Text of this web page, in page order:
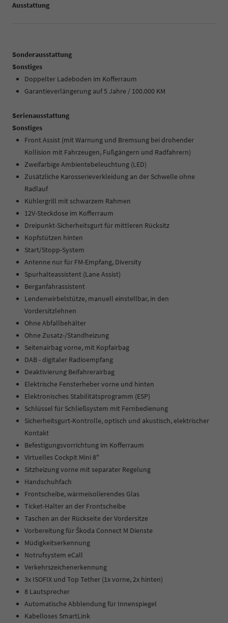
Ausstattung
Sonderausstattung
Sonstiges
Doppelter Ladeboden im Kofferraum
Garantieverlängerung auf 5 Jahre / 100.000 KM
Serienausstattung
Sonstiges
Front Assist (mit Warnung und Bremsung bei drohender
Kollision mit Fahrzeugen, Fußgängern und Radfahrern)
Zweifarbige Ambientebeleuchtung (LED)
Zusätzliche Karosserieverkleidung an der Schwelle ohne
Radlauf
Kühlergrill mit schwarzem Rahmen
12V-Steckdose im Kofferraum
Dreipunkt-Sicherheitsgurt für mittleren Rücksitz
Kopfstützen hinten
Start/Stopp-System
Antenne nur für FM-Empfang, Diversity
Spurhalteassistent (Lane Assist)
Berganfahrassistent
Lendenwirbelstütze, manuell einstellbar, in den
Vordersitzlehnen
Ohne Abfallbehälter
Ohne Zusatz-/Standheizung
Seitenairbag vorne, mit Kopfairbag
DAB - digitaler Radioempfang
Deaktivierung Beifahrerairbag
Elektrische Fensterheber vorne und hinten
Elektronisches Stabilitätsprogramm (ESP)
Schlüssel für Schließsystem mit Fernbedienung
Sicherheitsgurt-Kontrolle, optisch und akustisch, elektrischer
Kontakt
Befestigungsvorrichtung im Kofferraum
Virtuelles Cockpit Mini 8"
Sitzheizung vorne mit separater Regelung
Handschuhfach
Frontscheibe, wärmeisolierendes Glas
Ticket-Halter an der Frontscheibe
Taschen an der Rückseite der Vordersitze
Vorbereitung für Škoda Connect M Dienste
Müdigkeitserkennung
Notrufsystem eCall
Verkehrszeichenerkennung
3x ISOFIX und Top Tether (1x vorne, 2x hinten)
8 Lautsprecher
Automatische Abblendung für Innenspiegel
Kabelloses SmartLink